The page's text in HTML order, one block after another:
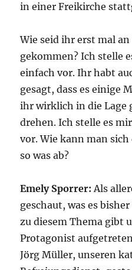
in einer Freikirche
Wie seid ihr erst mal
gekommen? Ich stelle
einfach vor. Ihr habt
gesagt, dass es einige
ihr wirklich in die Lage
drehen. Ich stelle es
vor. Wie kann man
so was ab?
Emely Sporrer:Als
geschaut, was es
zu diesem Thema gibt
Protagonist
Jörg Müller, unseren